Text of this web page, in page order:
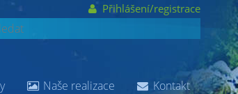
Naše realizace Kontakt
Přihlášení/registrace